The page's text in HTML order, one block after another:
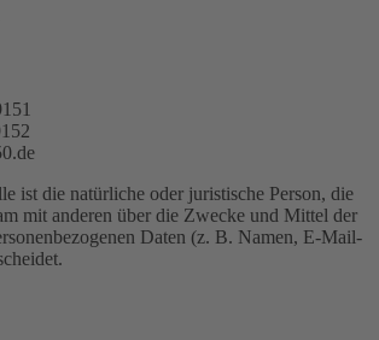
ist die natürliche oder juristische Person, die
mit anderen über die Zwecke und Mittel der
Daten (z. B. Namen, E-Mail-